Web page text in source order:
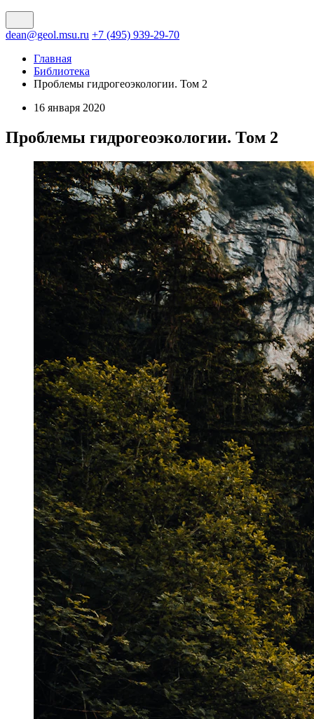
dean@geol.msu.ru +7 (495) 939-29-70
Главная
Библиотека
Проблемы гидрогеоэкологии. Том 2
16 января 2020
Проблемы гидрогеоэкологии. Том 2